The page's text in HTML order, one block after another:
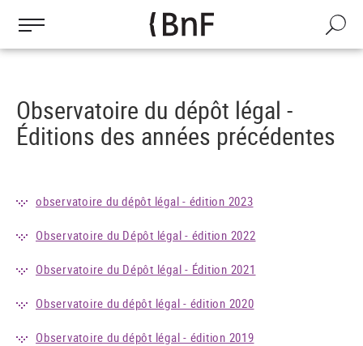
contenu
Recherche
Observatoire du dépôt légal -
Éditions des années précédentes
observatoire du dépôt légal - édition 2023
Observatoire du Dépôt légal - édition 2022
Observatoire du Dépôt légal - Édition 2021
Observatoire du dépôt légal - édition 2020
Observatoire du dépôt légal - édition 2019